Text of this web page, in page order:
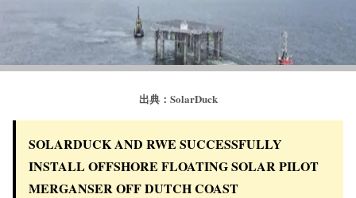
出典：SolarDuck
SOLARDUCK AND RWE SUCCESSFULLY
INSTALL OFFSHORE FLOATING SOLAR PILOT
MERGANSER OFF DUTCH COAST